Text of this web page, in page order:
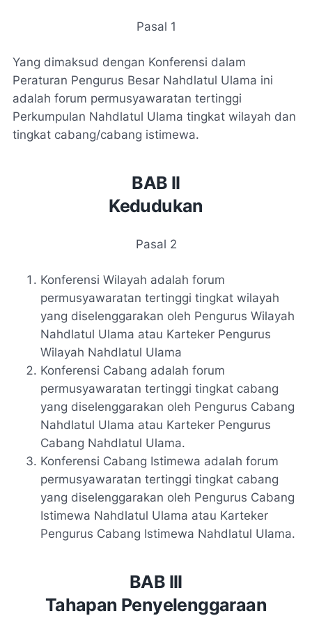
Pasal 1
Yang dimaksud dengan Konferensi dalam
Peraturan Pengurus Besar Nahdlatul Ulama ini
adalah forum permusyawaratan tertinggi
Perkumpulan Nahdlatul Ulama tingkat wilayah dan
tingkat cabang/cabang istimewa.
BAB II
Kedudukan
Pasal 2
Konferensi Wilayah adalah forum
permusyawaratan tertinggi tingkat wilayah
yang diselenggarakan oleh Pengurus Wilayah
Nahdlatul Ulama atau Karteker Pengurus
Wilayah Nahdlatul Ulama
Konferensi Cabang adalah forum
permusyawaratan tertinggi tingkat cabang
yang diselenggarakan oleh Pengurus Cabang
Nahdlatul Ulama atau Karteker Pengurus
Cabang Nahdlatul Ulama.
Konferensi Cabang Istimewa adalah forum
permusyawaratan tertinggi tingkat cabang
yang diselenggarakan oleh Pengurus Cabang
Istimewa Nahdlatul Ulama atau Karteker
Pengurus Cabang Istimewa Nahdlatul Ulama.
BAB III
Tahapan Penyelenggaraan